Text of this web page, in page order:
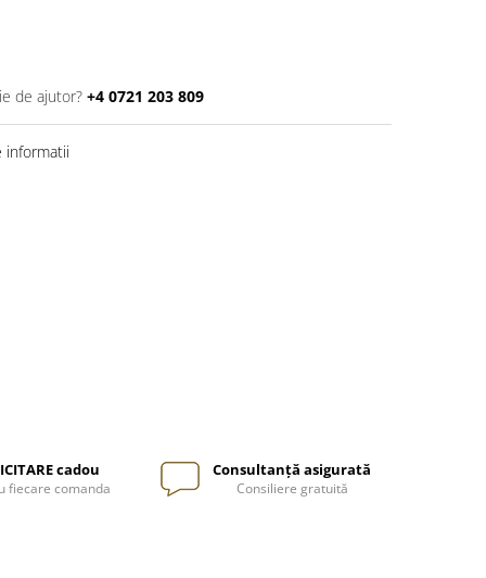
de ajutor? +4 0721 203 809
informatii
cadou
fiecare comanda
Consultanță asigurată
Consiliere gratuită